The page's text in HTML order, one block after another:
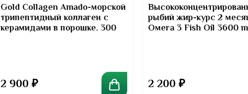
Gold Collagen Amado-морской
трипептидный коллаген с
керамидами в порошке. 300
2 900 ₽
рыбий жир-курс 2
Омега 3 Fish Oil 3600
2 200 ₽